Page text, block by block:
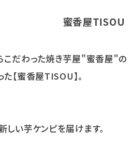
蜜香屋TISOU
こだわった焼き芋屋"蜜香屋"の
【蜜香屋TISOU】。
い芋ケンピを届けます。